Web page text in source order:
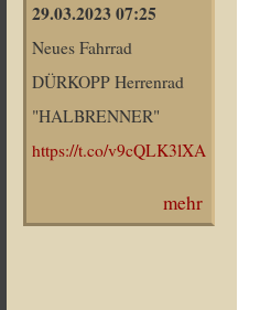
29.03.2023 07:25
Neues Fahrrad
DÜRKOPP Herrenrad
"HALBRENNER"
https://t.co/v9cQLK3lXA
mehr